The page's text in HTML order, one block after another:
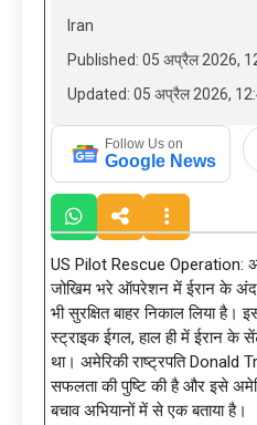
Iran
Published: 05 अप्रैल 2026,
Updated: 05 अप्रैल 2026,
Follow Us on
Google News
US Pilot Rescue Operation:
जोखिम भरे ऑपरेशन में ईरान के
भी सुरक्षित बाहर निकाल लिया है।
स्ट्राइक ईगल, हाल ही में ईरान के
था। अमेरिकी राष्ट्रपति
सफलता की पुष्टि की है और इसे
बचाव अभियानों में से एक बताया है।